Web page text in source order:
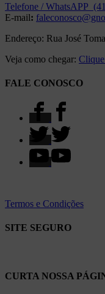
Telefone / WhatsAPP
E-mail:
Endereço: Rua José
Veja como chegar:
FALE CONOSCO
Termos e Condições
SITE SEGURO
CURTA NOSSA